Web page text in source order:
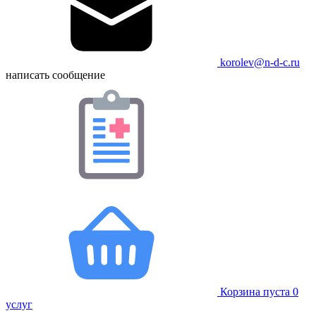
korolev@n-d-c.ru
написать сообщение
Корзина пуста 0
услуг